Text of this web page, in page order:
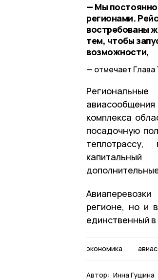
— Мы
регионами.
востребованы
тем, чтобы
возможности,
отмечает
комплекса
посадочную
теплотрассу,
регионе, но и
единственный
экономика
Автор: Инна Гущина